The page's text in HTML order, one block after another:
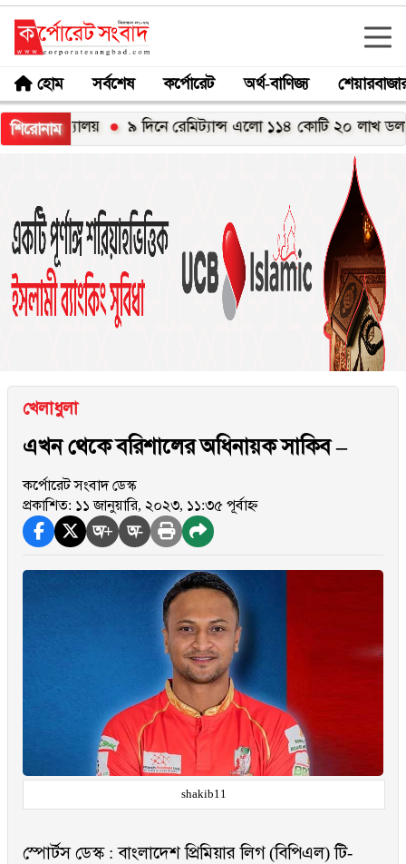
হোম সর্বশেষ কর্পোরেট অর্থ-বাণিজ্য
শিরোনাম
বিদ্যালয় ৯ দিনে রেমিট্যান্স এলো ১১৪ কোটি ২০ লাখ ডলার
খেলাধুলা
এখন থেকে বরিশালের অধিনায়ক সাকিব –
কর্পোরেট সংবাদ ডেস্ক
প্রকাশিত: ১১ জানুয়ারি, ২০২৩, ১১:৩৫ পূর্বাহ্ন
অ+ অ-
shakib11
স্পোর্টস ডেস্ক : বাংলাদেশ প্রিমিয়ার লিগ (বিপিএল) টি-